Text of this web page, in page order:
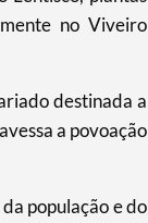
no Viveiro
destinada a
a povoação
população e do